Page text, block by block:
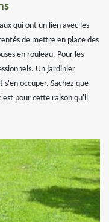
qui ont un lien avec les
de mettre en place des
en rouleau. Pour les
Un jardinier
occuper. Sachez que
pour cette raison qu'il